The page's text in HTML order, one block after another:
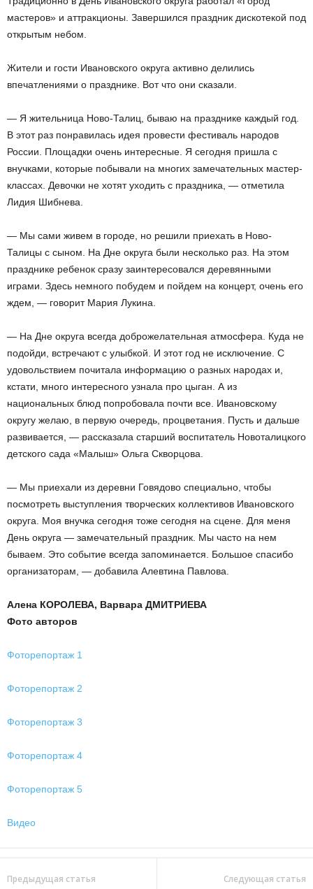
мастеров» и аттракционы. Завершился праздник дискотекой под
открытым небом.
Жители и гости Ивановского округа активно делились
впечатлениями о празднике. Вот что они сказали.
— Я жительница Ново-Талиц, бываю на празднике каждый год.
В этот раз понравилась идея провести фестиваль народов
России. Площадки очень интересные. Я сегодня пришла с
внучками, которые побывали на многих замечательных мастер-
классах. Девочки не хотят уходить с праздника, — отметила
Лидия Шибнева.
— Мы сами живем в городе, но решили приехать в Ново-
Талицы с сыном. На Дне округа были несколько раз. На этом
празднике ребенок сразу заинтересовался деревянными
играми. Здесь немного побудем и пойдем на концерт, очень его
ждем, — говорит Мария Лукина.
— На Дне округа всегда доброжелательная атмосфера. Куда не
подойди, встречают с улыбкой. И этот год не исключение. С
удовольствием почитала информацию о разных народах и,
кстати, много интересного узнала про цыган. А из
национальных блюд попробовала почти все. Ивановскому
округу желаю, в первую очередь, процветания. Пусть и дальше
развивается, — рассказала старший воспитатель Новоталицкого
детского сада «Малыш» Ольга Скворцова.
— Мы приехали из деревни Говядово специально, чтобы
посмотреть выступления творческих коллективов Ивановского
округа. Моя внучка сегодня тоже сегодня на сцене. Для меня
День округа — замечательный праздник. Мы часто на нем
бываем. Это событие всегда запоминается. Большое спасибо
организаторам, — добавила Алевтина Павлова.
Алена КОРОЛЕВА, Варвара ДМИТРИЕВА
Фото авторов
Фоторепортаж 1
Фоторепортаж 2
Фоторепортаж 3
Фоторепортаж 4
Фоторепортаж 5
Видео
Предыдущая статья Следующая статья